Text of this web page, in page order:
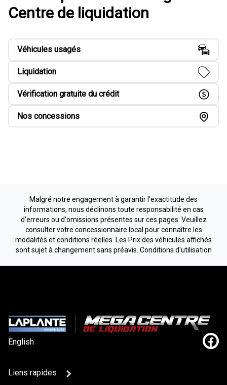
Centre de liquidation
Véhicules usagés
Liquidation
Vérification gratuite du crédit
Nos concessions
Malgré notre engagement à garantir l'exactitude des
informations, nous déclinons toute responsabilité en cas
d'erreurs ou d'omissions présentes sur ces pages. Veuillez
consulter votre concessionnaire local pour connaître les
modalités et conditions réelles. Les Prix des véhicules affichés
sont sujet à changement sans préavis. Conditions d'utilisation
English
Liens rapides